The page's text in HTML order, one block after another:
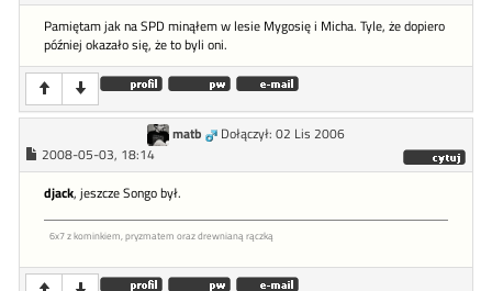
Pamiętam jak na SPD minąłem w lesie Mygosię i Micha. Tyle, że dopiero
później okazało się, że to byli oni.
matb
Dołączył: 02 Lis 2006
2008-05-03, 18:14
djack, jeszcze Songo był.
6x7 z kominkiem, pryzmatem oraz drewnianą rączką